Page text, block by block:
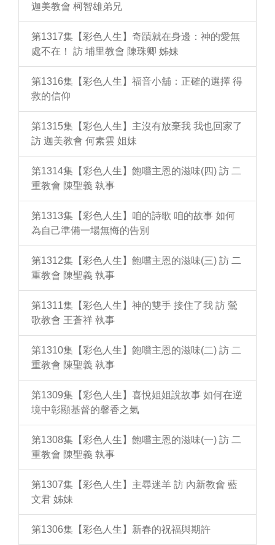
迦美教會 柯智雄弟兄
第1317集【彩色人生】奇蹟就在身邊：神的愛無
處不在！ 訪 埔里教會 陳珠卿 姊妹
第1316集【彩色人生】福音小舖：正確的選擇 得
救的信仰
第1315集【彩色人生】主沒有放棄我 我也回家了
訪 迦美教會 何素雲 姐妹
第1314集【彩色人生】飽嚐主恩的滋味(四) 訪 二
重教會 陳聖義 執事
第1313集【彩色人生】咱的詩歌 咱的故事 如何
為自己準備一場無悔的告別
第1312集【彩色人生】飽嚐主恩的滋味(三) 訪 二
重教會 陳聖義 執事
第1311集【彩色人生】神的雙手 接住了我 訪 鶯
歌教會 王蒼祥 執事
第1310集【彩色人生】飽嚐主恩的滋味(二) 訪 二
重教會 陳聖義 執事
第1309集【彩色人生】喜悅姐姐說故事 如何在逆
境中彰顯基督的馨香之氣
第1308集【彩色人生】飽嚐主恩的滋味(一) 訪 二
重教會 陳聖義 執事
第1307集【彩色人生】主尋迷羊 訪 內新教會 藍
文君 姊妹
第1306集【彩色人生】新春的祝福與期許